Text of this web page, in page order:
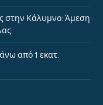
στην Κάλυμνο: Άμεση
από 1 εκατ.